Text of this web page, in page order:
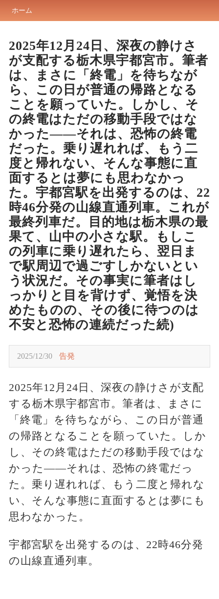
ホーム
2025年12月24日、深夜の静けさ
が支配する栃木県宇都宮市。筆者
は、まさに「終電」を待ちなが
ら、この日が普通の帰路となる
ことを願っていた。しかし、そ
の終電はただの移動手段ではな
かった――それは、恐怖の終電
だった。乗り遅れれば、もう二
度と帰れない、そんな事態に直
面するとは夢にも思わなかっ
た。宇都宮駅を出発するのは、22
時46分発の山線直通列車。これが
最終列車だ。目的地は栃木県の最
果て、山中の小さな駅。もしこ
の列車に乗り遅れたら、翌日ま
で駅周辺で過ごすしかないとい
う状況だ。その事実に筆者はし
っかりと目を背けず、覚悟を決
めたものの、その後に待つのは
不安と恐怖の連続だった続)
2025/12/30 告発
2025年12月24日、深夜の静けさが支配
する栃木県宇都宮市。筆者は、まさに
「終電」を待ちながら、この日が普通
の帰路となることを願っていた。しか
し、その終電はただの移動手段ではな
かった――それは、恐怖の終電だっ
た。乗り遅れれば、もう二度と帰れな
い、そんな事態に直面するとは夢にも
思わなかった。
宇都宮駅を出発するのは、22時46分発
の山線直通列車。